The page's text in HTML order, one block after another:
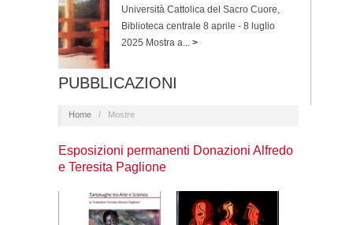
Università Cattolica del Sacro Cuore,
Biblioteca centrale 8 aprile - 8 luglio
2025 Mostra a... >
PUBBLICAZIONI
Home / Mostre
Esposizioni permanenti Donazioni Alfredo
e Teresita Paglione